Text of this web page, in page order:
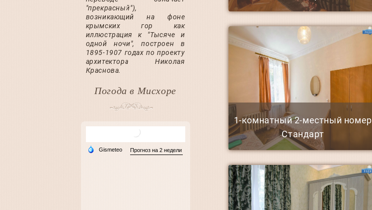
"прекрасный"),
возникающий на фоне
крымских гор как
иллюстрация к "Тысяче и
одной ночи", построен в
1895-1907 годах по проекту
архитектора Николая
Краснова.
Погода в Мисхорe
1-комнатный 2-местный номер
Стандарт